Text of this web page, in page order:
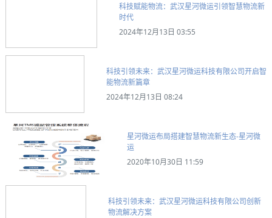
科技赋能物流：武汉星河微运引领智慧物流新
时代
2024年12月13日 03:55
科技引领未来：武汉星河微运科技有限公司开启智
能物流新篇章
2024年12月13日 08:24
星河微运布局搭建智慧物流新生态-星河微
运
2020年10月30日 11:59
科技引领未来：武汉星河微运科技有限公司创新
物流解决方案